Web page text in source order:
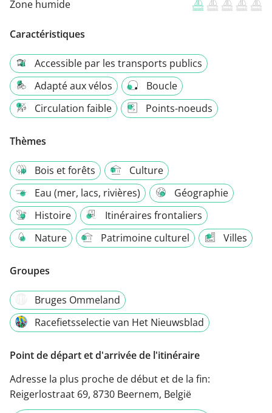
Zone humide
Caractéristiques
Accessible par les transports publics
Adapté aux vélos
Boucle
Circulation faible
Points-noeuds
Thèmes
Bois et forêts
Culture
Eau (mer, lacs, rivières)
Géographie
Histoire
Itinéraires frontaliers
Nature
Patrimoine culturel Villes
Groupes
Bruges Ommeland
Racefietsselectie van Het Nieuwsblad
Point de départ et d'arrivée de l'itinéraire
Adresse la plus proche de début et de la fin:
Reigerlostraat 69, 8730 Beernem, België